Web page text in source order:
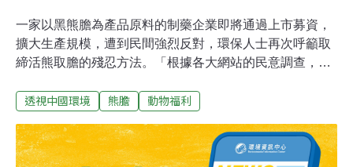
一家以黑熊膽為產品原料的制藥企業即將通過上市募資，
擴大生產規模，遭到民間強烈反對，環保人士再次呼籲取
締活熊取膽的殘忍方法。「根據各大網站的民意調查，數
上。」3月1日，中國媒體騰訊綠色、南方週末聯合62家動
堂藥業有限公司（以下簡稱歸真堂）自稱中國南方最大的
黑熊養殖基地，現養殖黑熊400多頭，年繁殖小熊可達100
透視中國環境 熊膽 動物福利